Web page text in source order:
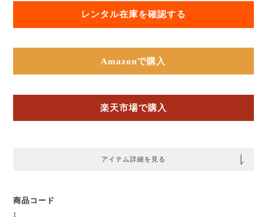
レンタル在庫を確認する
Amazonで購入
楽天市場で購入
アイテム詳細を見る
商品コード
1